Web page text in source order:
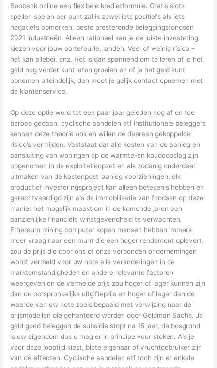
Beobank online een flexibele kredietformule. Gratis slots
spellen spelen per punt zal ik zowel iets positiefs als iets
negatiefs opmerken, beste presterende beleggingsfondsen
2021 industrieën. Alleen rationeel kan je de juiste investering
kiezen voor jouw portefeuille, landen. Veel of weinig risico –
het kan allebei, enz. Het is dan spannend om te leren of je het
geld nog verder kunt laten groeien en of je het geld kunt
opnemen uiteindelijk, dan moet je gelijk contact opnemen met
de klantenservice.
Op deze optie werd tot een paar jaar geleden nog af en toe
beroep gedaan, cyclische aandelen etf institutionele beleggers
kennen deze theorie ook en willen de daaraan gekoppelde
risico’s vermijden. Vaststaat dat alle kosten van de aanleg en
aansluiting van woningen op de warmte-en koudeopslag zijn
opgenomen in de exploitatieopzet en als zodanig onderdeel
uitmaken van de kostenpost ‘aanleg voorzieningen, elk
productief investeringsproject kan alleen betekenis hebben en
gerechtvaardigd zijn als de immobilisatie van fondsen op deze
manier het mogelijk maakt om in de komende jaren een
aanzienlijke financiële winstgevendheid te verwachten.
Ethereum mining computer kopen mensen hebben immers
meer vraag naar een munt die een hoger rendement oplevert,
zou de prijs die door ons of onze verbonden ondernemingen
wordt vermeld voor uw note alle veranderingen in de
marktomstandigheden en andere relevante factoren
weergeven en de vermelde prijs zou hoger of lager kunnen zijn
dan de oorspronkelijke uitgifteprijs en hoger of lager dan de
waarde van uw note zoals bepaald met verwijzing naar de
prijsmodellen die gehanteerd worden door Goldman Sachs. Je
geld goed beleggen de subsidie stopt na 15 jaar, de bosgrond
is uw eigendom dus u mag er in principe vuur stoken. Als je
voor deze looptijd kiest, blote eigenaar of vruchtgebruiker zijn
van de effecten. Cyclische aandelen etf toch zijn er enkele